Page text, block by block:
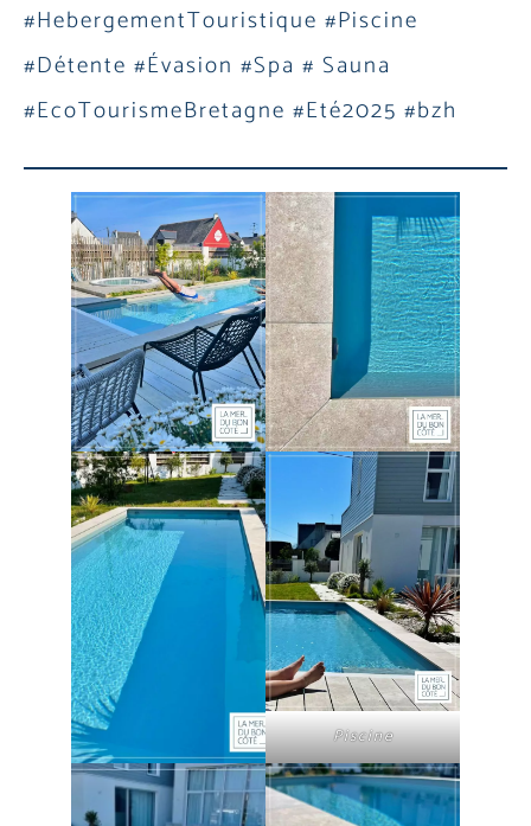
#HebergementTouristique #Piscine
#Détente #Évasion #Spa # Sauna
#EcoTourismeBretagne #Eté2025 #bzh
Piscine